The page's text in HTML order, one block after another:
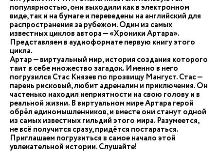
популярностью, они выходили как в электронном
виде, так и на бумаге и переведены на английский для
распространения за рубежом. Один из самых
известных циклов автора — «Хроники Артара».
Представляем в аудиоформате первую книгу этого
цикла.
Артар — виртуальный мир, история создания которого
таит в себе множество загадок. Именно в него
погрузился Стас Князев по прозвищу Мангуст. Стас —
парень рисковый, любит адреналин и приключения. Он
частенько находил неприятности на свою голову и в
реальной жизни. В виртуальном мире Артара герой
обрёл единомышленников, и вместе они станут одной
из самых известных гильдий этого мира. Разумеется,
не всё получится сразу, придётся постараться.
Приглашаем погрузиться в самое начало этой
увлекательной истории. Слушайте!